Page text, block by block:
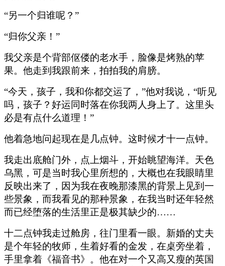
“另一个归谁呢？”
“归你父亲！”
我父亲是个背部伛偻的老水手，脸像是烤熟的苹
果。他走到我跟前来，拍拍我的肩膀。
“今天，孩子，我和你都交运了，”他对我说，“听见
吗，孩子？好运同时落在你我两人身上了。这里头
必是有点什么道理！”
他着急地问起现在是几点钟。这时候才十一点钟。
我走出底舱门外，点上烟斗，开始眺望海洋。天色
乌黑，可是当时我心里所想的，大概也在我眼睛里
反映出来了，因为我在夜晚那漆黑的背景上见到一
些景象，而我看见的那种景象，在我当时还年轻然
而已经堕落的生活里正是极其缺少的……
十二点钟我走过舱房，往门里看一眼。新婚的丈夫
是个年轻的牧师，生着好看的金发，在桌旁坐着，
手里拿着《福音书》。他在对一个又高又瘦的英国